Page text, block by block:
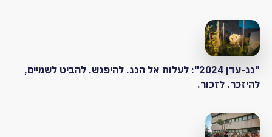
"גג-עדן 2024": לעלות אל הגג. להיפגש. להביט לשמיים,
להיזכר. לזכור.